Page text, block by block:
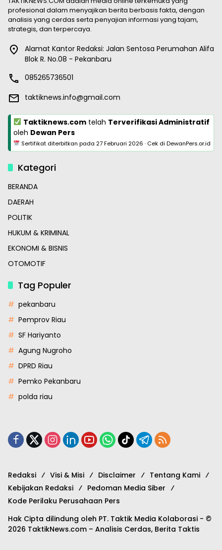
profesional dalam menyajikan berita berbasis fakta, dengan
analisis yang cerdas serta penyajian informasi yang tajam,
strategis, dan terpercaya.
Alamat Kantor Redaksi: Jalan Sentosa Perumahan Alifa
Blok R. No.08 - Pekanbaru
085265736501
taktiknews.info@gmail.com
Taktiknews.comtelah Terverifikasi Administratif
oleh Dewan Pers
Sertifikat diterbitkan pada 27 Februari 2026 · Cek di DewanPers.or.id
Kategori
BERANDA
DAERAH
POLITIK
HUKUM & KRIMINAL
EKONOMI & BISNIS
OTOMOTIF
Tag Populer
pekanbaru
Pemprov Riau
SF Hariyanto
Agung Nugroho
DPRD Riau
Pemko Pekanbaru
polda riau
Redaksi Visi & Misi Disclaimer
Tentang Kami
Kebijakan Redaksi
Pedoman Media Siber
Kode Perilaku Perusahaan Pers
Hak Cipta dilindung oleh PT. Taktik Media Kolaborasi - ©
2026 TaktikNews.com – Analisis Cerdas, Berita Taktis